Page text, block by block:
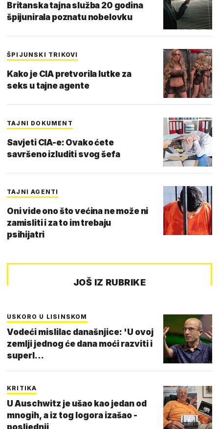
Britanska tajna služba 20 godina
špijunirala poznatu nobelovku
ŠPIJUNSKI TRIKOVI
Kako je CIA pretvorila lutke za
seks u tajne agente
TAJNI DOKUMENT
Savjeti CIA-e: Ovako ćete
savršeno izluditi svog šefa
TAJNI AGENTI
Oni vide ono što većina ne može ni
zamisliti i za to im trebaju
psihijatri
JOŠ IZ RUBRIKE
USKORO U LISINSKOM
Vodeći mislilac današnjice: 'U ovoj
zemlji jednog će dana moći razviti i
superl…
KRITIKA
U Auschwitz je ušao kao jedan od
mnogih, a iz tog logora izašao -
posljednji